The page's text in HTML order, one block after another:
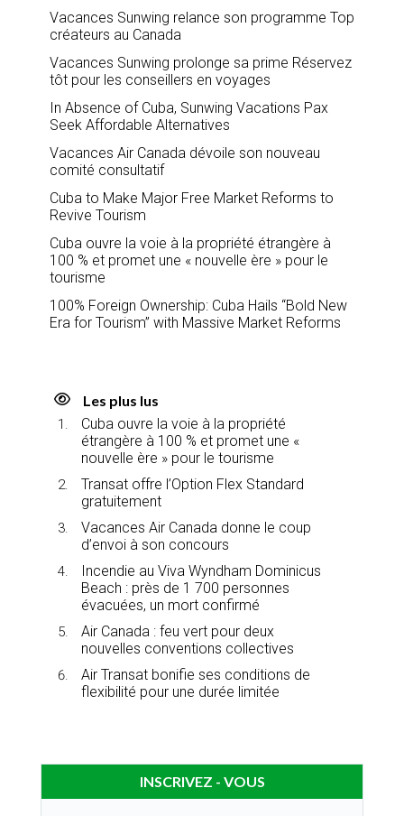
Vacances Sunwing relance son programme Top
créateurs au Canada
Vacances Sunwing prolonge sa prime Réservez
tôt pour les conseillers en voyages
In Absence of Cuba, Sunwing Vacations Pax
Seek Affordable Alternatives
Vacances Air Canada dévoile son nouveau
comité consultatif
Cuba to Make Major Free Market Reforms to
Revive Tourism
Cuba ouvre la voie à la propriété étrangère à
100 % et promet une « nouvelle ère » pour le
tourisme
100% Foreign Ownership: Cuba Hails “Bold New
Era for Tourism” with Massive Market Reforms
Les plus lus
Cuba ouvre la voie à la propriété
étrangère à 100 % et promet une «
nouvelle ère » pour le tourisme
Transat offre l’Option Flex Standard
gratuitement
Vacances Air Canada donne le coup
d’envoi à son concours
Incendie au Viva Wyndham Dominicus
Beach : près de 1 700 personnes
évacuées, un mort confirmé
Air Canada : feu vert pour deux
nouvelles conventions collectives
Air Transat bonifie ses conditions de
flexibilité pour une durée limitée
INSCRIVEZ - VOUS